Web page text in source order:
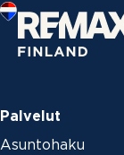
Palvelut
Asuntohaku